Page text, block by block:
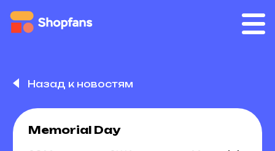
Назад к новостям
Memorial Day